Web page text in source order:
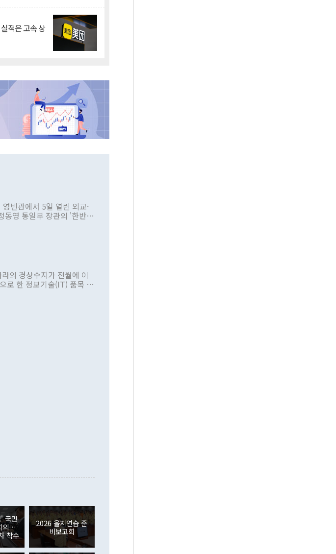
적은 고속 상
빈관에서 5일 열린 외교·
동영 통일부 장관의 '한반도
정책으로 추진하겠다고 공
을 내놨다. 그동안 정 장
러 번 있지만 대통령과 유
한 것은 이례적이다. 정 장
는 목소리도 높아지고 있
)비핵화만 되뇌는 것은
할 것"이라고 말했다. 하
안정에 플러스냐, 결론적
한 '4자 회담'에 대해 "이상
경제포럼(EEF)'을 언급하
언한 데 대해서도 조 장관
진도가 나가지 않았다"고
은 정부 내 조율을 거치지
체와 국호 사용, 9·19 군
결정할 사안이 아니어서 월
의 경상수지가 전월에 이
로 한 정보기술(IT) 품목 수
상품수입은 644억8000만
증가했다. IT 품목
품(47.5%) ▲화공품
서 4억4000만달러 적자
로 32억7000만달러 흑자
른 기저효과로 배당지급이
다. 직접투자에서는 내국
내투자가 46억3000만달러
주식 매도세가 이어졌다. 외
향으로 316억1000만달러
최대 순매도 기록을 다시
국민
의…
착수
2026 을지연습 준
비보고회